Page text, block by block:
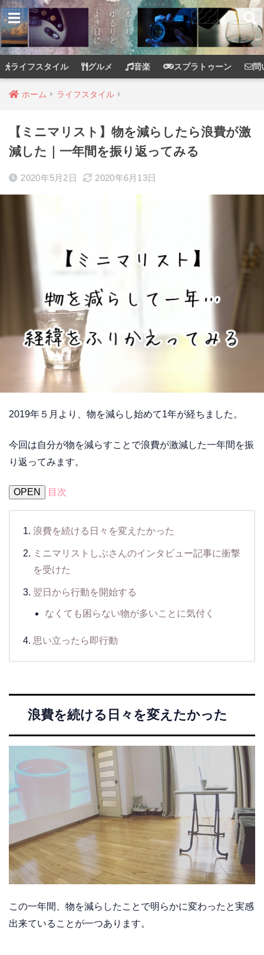
ライフスタイル グルメ 音楽 スプラトゥーン 問
ホーム ライフスタイル
【ミニマリスト】物を減らしたら浪費が激
減した｜一年間を振り返ってみる
2020年5月2日 2020年6月13日
2019年５月より、物を減らし始めて1年が経ちました。
今回は自分が物を減らすことで浪費が激減した一年間を振
り返ってみます。
OPEN 目次
浪費を続ける日々を変えたかった
ミニマリストしぶさんのインタビュー記事に衝撃
を受けた
翌日から行動を開始する
なくても困らない物が多いことに気付く
思い立ったら即行動
浪費を続ける日々を変えたかった
この一年間、物を減らしたことで明らかに変わったと実感
出来ていることが一つあります。